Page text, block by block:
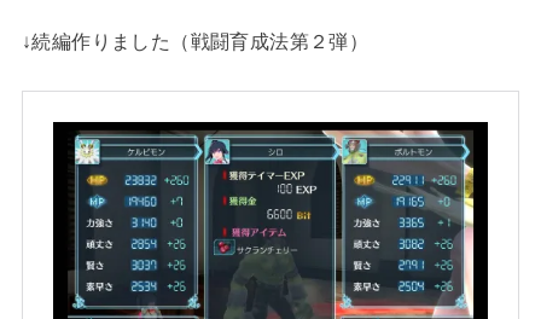
↓続編作りました（戦闘育成法第２弾）